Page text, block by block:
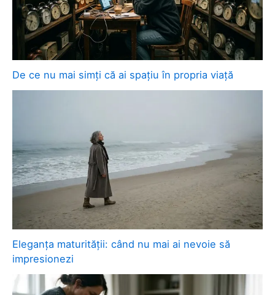
De ce nu mai simți că ai spațiu în propria viață
Eleganța maturității: când nu mai ai nevoie să
impresionezi